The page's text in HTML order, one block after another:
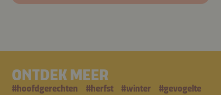
ONTDEK MEER
#hoofdgerechten #herfst #winter #gevogelte